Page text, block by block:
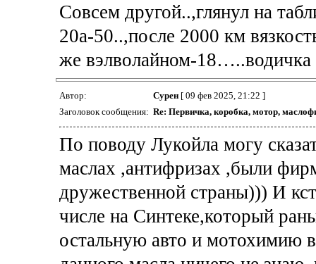
Совсем другой..,глянул на
20а-50..,после 2000 км
же вэлволайном-18…..водичка
Автор: Сурен[ 09 фев 2025, 21:22 ]
Заголовок сообщения: Re: Первичка, коробка, мотор,
По поводу Лукойла могу
маслах ,антифризах ,были
дружественной страны))) И
числе на Синтеке,который
остальную авто и мотохимию